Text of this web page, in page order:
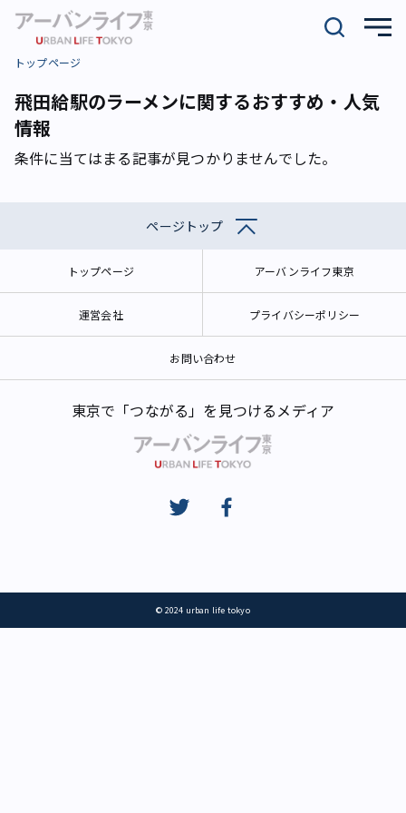
トップページ
飛田給駅のラーメンに関するおすすめ・人気
情報
条件に当てはまる記事が見つかりませんでした。
ページトップ
トップページ アーバンライフ東京
運営会社 プライバシーポリシー
お問い合わせ
東京で「つながる」を見つけるメディア
© 2024 urban life tokyo